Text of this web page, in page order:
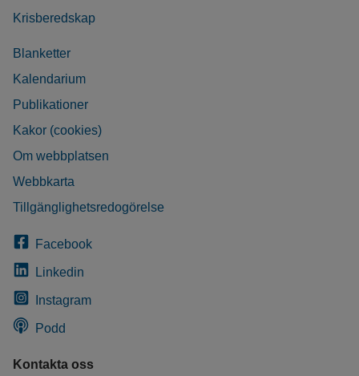
Krisberedskap
Blanketter
Kalendarium
Publikationer
Kakor (cookies)
Om webbplatsen
Webbkarta
Tillgänglighetsredogörelse
Facebook
Linkedin
Instagram
Podd
Kontakta oss